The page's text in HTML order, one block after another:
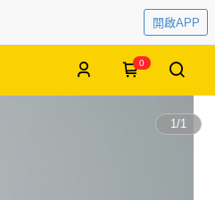
開啟APP
0
1/1